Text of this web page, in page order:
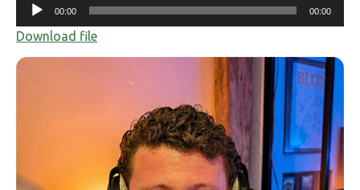
Soinu
00:00 00:00
Download file